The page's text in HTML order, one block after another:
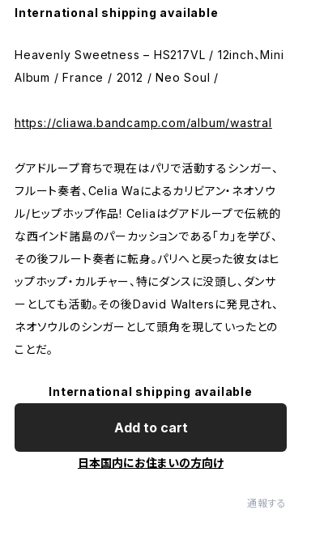
International shipping available
Heavenly Sweetness – HS217VL / 12inch、Mini
Album / France / 2012 / Neo Soul /
https://cliawa.bandcamp.com/album/wastral
グアドループ育ちで現在はパリで活動するシンガー、
フルート奏者、Celia Waによるカリビアン・ネオソウ
ル/ヒップホップ作品! Celiaはグアドループで伝統的
な西インド諸島のパーカッションである「カ」を学び、
その後フルート奏者に転身。パリへと戻った彼女はヒ
ップホップ・カルチャー、特にダンスに没頭し、ダンサ
ーとしても活動。その後David Waltersに発見され、
ネオソウルのシンガーとして頭角を現していったとの
ことだ。
International shipping available
Add to cart
日本国内にお住まいの方向け
通報する